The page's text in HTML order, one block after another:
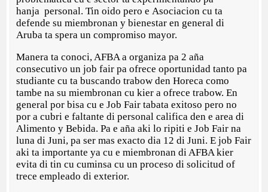
hanja personal. Tin oido pero e Asociacion cu ta
defende su miembronan y bienestar en general di
Aruba ta spera un compromiso mayor.
Manera ta conoci, AFBA a organiza pa 2 aña
consecutivo un job fair pa ofrece oportunidad tanto pa
studiante cu ta buscando trabow den Horeca como
tambe na su miembronan cu kier a ofrece trabow. En
general por bisa cu e Job Fair tabata exitoso pero no
por a cubri e faltante di personal califica den e area di
Alimento y Bebida. Pa e aña aki lo ripiti e Job Fair na
luna di Juni, pa ser mas exacto dia 12 di Juni. E job Fair
aki ta importante ya cu e miembronan di AFBA kier
evita di tin cu cuminsa cu un proceso di solicitud of
trece empleado di exterior.